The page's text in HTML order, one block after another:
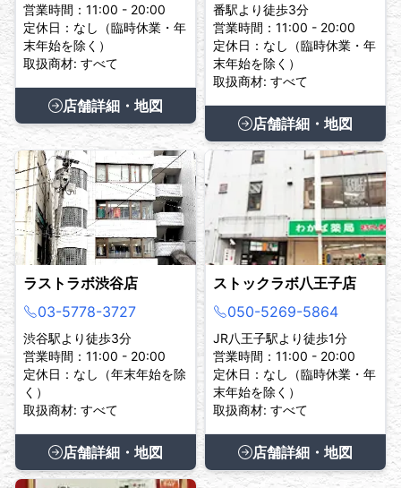
営業時間：11:00 - 20:00
定休日：なし（臨時休業・年
末年始を除く）
取扱商材: すべて
店舗詳細・地図
番駅より徒歩3分
営業時間：11:00 - 20:00
定休日：なし（臨時休業・年
末年始を除く）
取扱商材: すべて
店舗詳細・地図
ラストラボ渋谷店
03-5778-3727
渋谷駅より徒歩3分
営業時間：11:00 - 20:00
定休日：なし（年末年始を除
く）
取扱商材: すべて
店舗詳細・地図
ストックラボ八王子店
050-5269-5864
JR八王子駅より徒歩1分
営業時間：11:00 - 20:00
定休日：なし（臨時休業・年
末年始を除く）
取扱商材: すべて
店舗詳細・地図